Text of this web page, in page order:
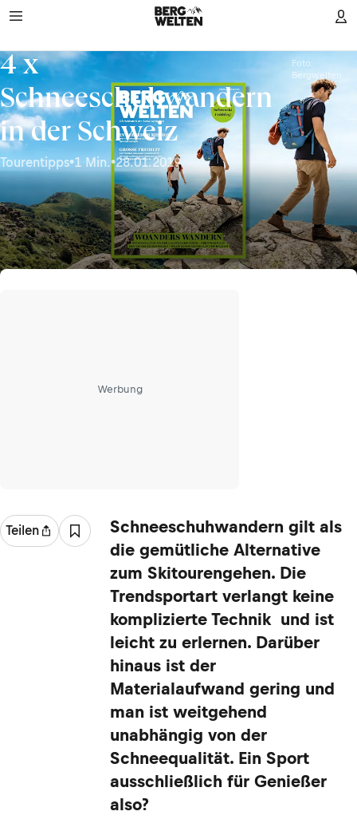
4 x
Schneeschuhwandern
in der Schweiz
Tourentipps•1 Min.•28.01.2019
Foto:
Bergwelten
Werbung
Teilen
Schneeschuhwandern gilt als
die gemütliche Alternative
zum Skitourengehen. Die
Trendsportart verlangt keine
komplizierte Technik und ist
leicht zu erlernen. Darüber
hinaus ist der
Materialaufwand gering und
man ist weitgehend
unabhängig von der
Schneequalität. Ein Sport
ausschließlich für Genießer
also?